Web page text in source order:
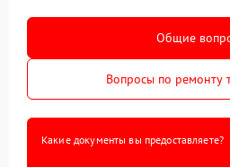
Общие
Вопросы по ремонту
Какие документы вы предоставляете?